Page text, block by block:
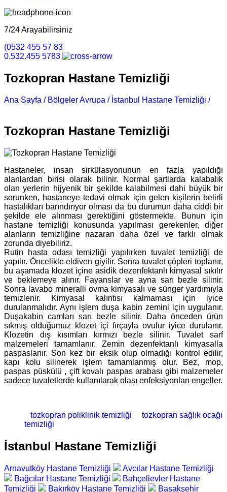
7/24 Arayabilirsiniz
(0532 455 57 83
0.532.455 5783
Tozkopran Hastane Temizliği
Ana Sayfa / Bölgeler Avrupa / İstanbul Hastane Temizliği /
Tozkopran Hastane Temizliği
Hastaneler, insan sirkülasyonunun en fazla yapıldığı
alanlardan birisi olarak bilinir. Normal şartlarda kalabalık
olan yerlerin hijyenik bir şekilde kalabilmesi dahi büyük bir
sorunken, hastaneye tedavi olmak için gelen kişilerin belirli
hastalıkları barındırıyor olması da bu durumun daha ciddi bir
şekilde ele alınması gerektiğini göstermekte. Bunun için
hastane temizliği konusunda yapılması gerekenler, diğer
alanların temizliğine nazaran daha özel ve farklı olmak
zorunda diyebiliriz.
Rutin hasta odası temizliği yapılırken tuvalet temizliği de
yapılır. Öncelikle eldiven giyilir. Sonra tuvalet çöpleri toplanır,
bu aşamada klozet içine asidik dezenfektanlı kimyasal sıkılır
ve beklemeye alınır. Fayanslar ve ayna sarı bezle silinir.
Sonra lavabo mineralli ovma kimyasalı ve sünger yardımıyla
temizlenir. Kimyasal kalıntısı kalmaması için iyice
durulanmalıdır. Aynı işlem duşa kabin zemini için uygulanır.
Duşakabin camları sarı bezle silinir. Daha önceden ürün
sıkmış olduğumuz klozet içi fırçayla ovulur iyice durulanır.
Klozetin dış kısımları kırmızı bezle silinir. Tuvalet sarf
malzemeleri tamamlanır. Zemin dezenfektanlı kimyasalla
paspaslanır. Son kez bir eksik olup olmadığı kontrol edilir,
kapı kolu silinerek işlem tamamlanmış olur. Bez, mop,
paspas püskülü , çift kovalı paspas arabası gibi malzemeler
sadece tuvaletlerde kullanılarak olası enfeksiyonları engeller.
tozkopran poliklinik temizliği
tozkopran sağlık ocağı
temizliği
İstanbul Hastane Temizliği
Arnavutköy Hastane Temizliği
Avcılar Hastane Temizliği
Bağcılar Hastane Temizliği
Bahçelievler Hastane
Temizliği
Bakırköy Hastane Temizliği Başakşehir